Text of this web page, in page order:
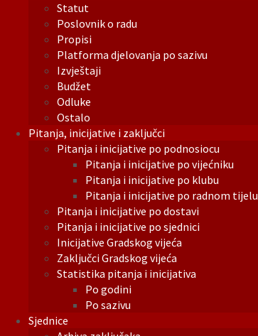
Statut
Poslovnik o radu
Propisi
Platforma djelovanja po sazivu
Izvještaji
Budžet
Odluke
Ostalo
Pitanja, inicijative i zaključci
Pitanja i inicijative po podnosiocu
Pitanja i inicijative po vijećniku
Pitanja i inicijative po klubu
Pitanja i inicijative po radnom tijelu
Pitanja i inicijative po dostavi
Pitanja i inicijative po sjednici
Inicijative Gradskog vijeća
Zaključci Gradskog vijeća
Statistika pitanja i inicijativa
Po godini
Po sazivu
Sjednice